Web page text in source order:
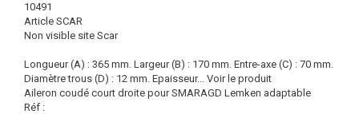
10491
Article SCAR
Non visible site Scar
Longueur (A) : 365 mm. Largeur (B) : 170 mm. Entre-axe (C) : 70 mm.
Diamètre trous (D) : 12 mm. Epaisseur... Voir le produit
Aileron coudé court droite pour SMARAGD Lemken adaptable
Réf :